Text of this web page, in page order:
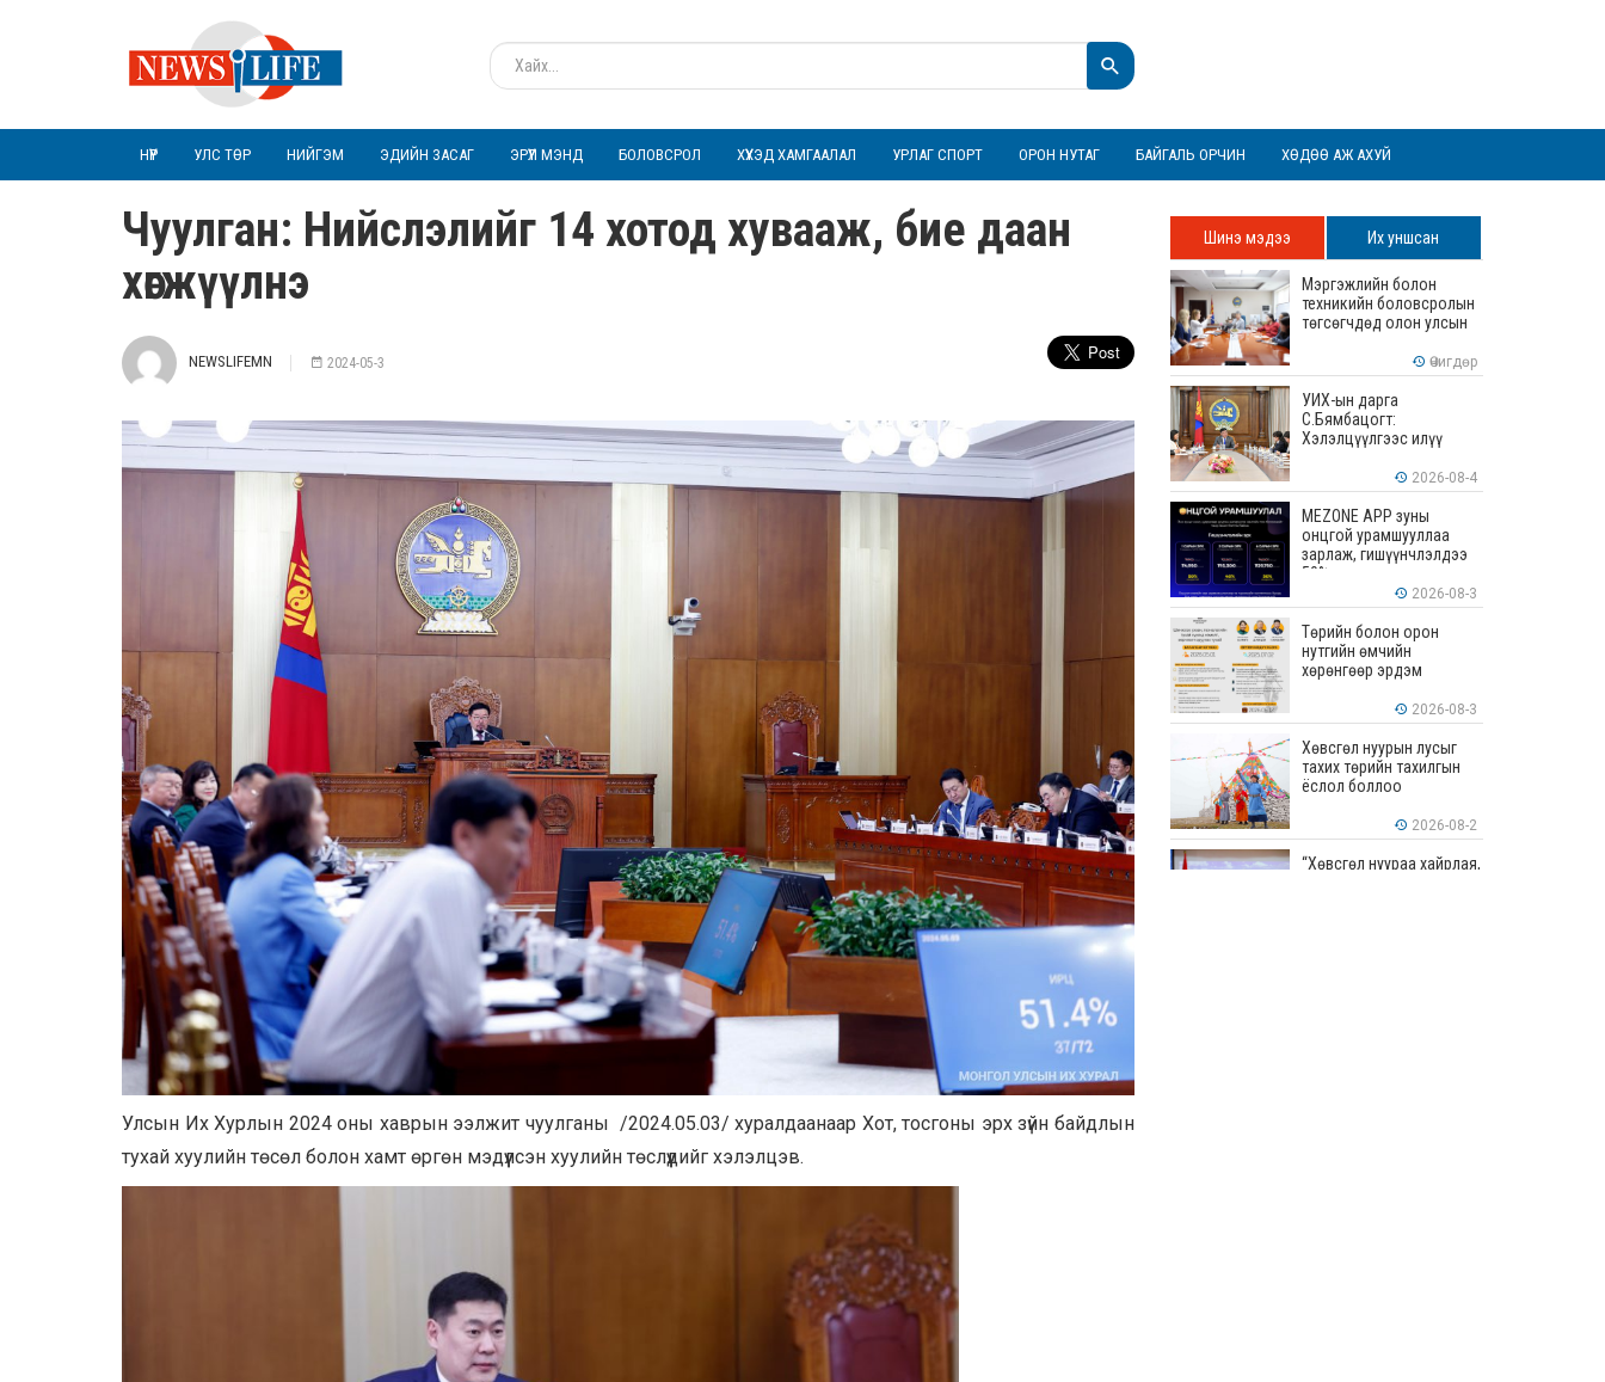
НҮҮР УЛС ТӨР НИЙГЭМ ЭДИЙН ЗАСАГ ЭРҮҮЛ МЭНД БОЛОВСРОЛ ХҮҮХЭД ХАМГААЛАЛ УРЛАГ СПОРТ ОРОН НУТАГ БАЙГАЛЬ ОРЧИН ХӨДӨӨ АЖ АХУЙ
Чуулган: Нийслэлийг 14 хотод хувааж, бие даан
хөгжүүлнэ
NEWSLIFEMN 2024-05-3
Улсын Их Хурлын 2024 оны хаврын ээлжит чуулганы /2024.05.03/ хуралдаанаар Хот, тосгоны эрх зүйн байдлын
тухай хуулийн төсөл болон хамт өргөн мэдүүлсэн хуулийн төслүүдийг хэлэлцэв.
Шинэ мэдээ Их уншсан
Мэргэжлийн болон
техникийн боловсролын
төгсөгчдөд олон улсын
зөвшөөрөгдөх ур
чадваруудыг олгоно
Өчигдөр
УИХ-ын дарга
С.Бямбацогт:
Хэлэлцүүлгээс илүү
илүү бодит үр дүн чухал
2026-08-4
MEZONE APP зуны
онцгой урамшууллаа
зарлаж, гишүүнчлэлдээ
50% хүртэлх хөнгөлөлт
үзүүлж эхэллээ 2026-08-3
Төрийн болон орон
нутгийн өмчийн
хөрөнгөөр эрдэм
ажил хийхэд тендерийн
болон гүйцэтгэлийн
баталгаа гаргахгүй
2026-08-3
Хөвсгөл нуурын лусыг
тахих төрийн тахилгын
ёслол боллоо
2026-08-2
“Хөвсгөл нуураа хайрлая,